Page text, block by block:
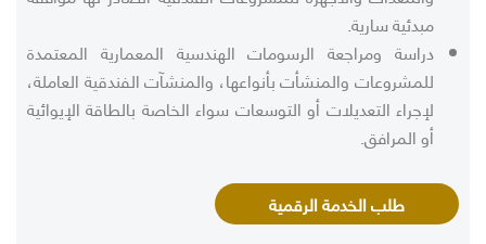
مبدئية سارية.
دراسة ومراجعة الرسومات الهندسية المعمارية المعتمدة
للمشروعات والمنشأت بأنواعها، والمنشآت الفندقية العاملة،
لإجراء التعديلات أو التوسعات سواء الخاصة بالطاقة الإيوائية
أو المرافق.
طلب الخدمة الرقمية